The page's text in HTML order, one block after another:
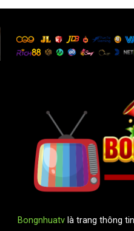
Bongnhuatv là trang thông